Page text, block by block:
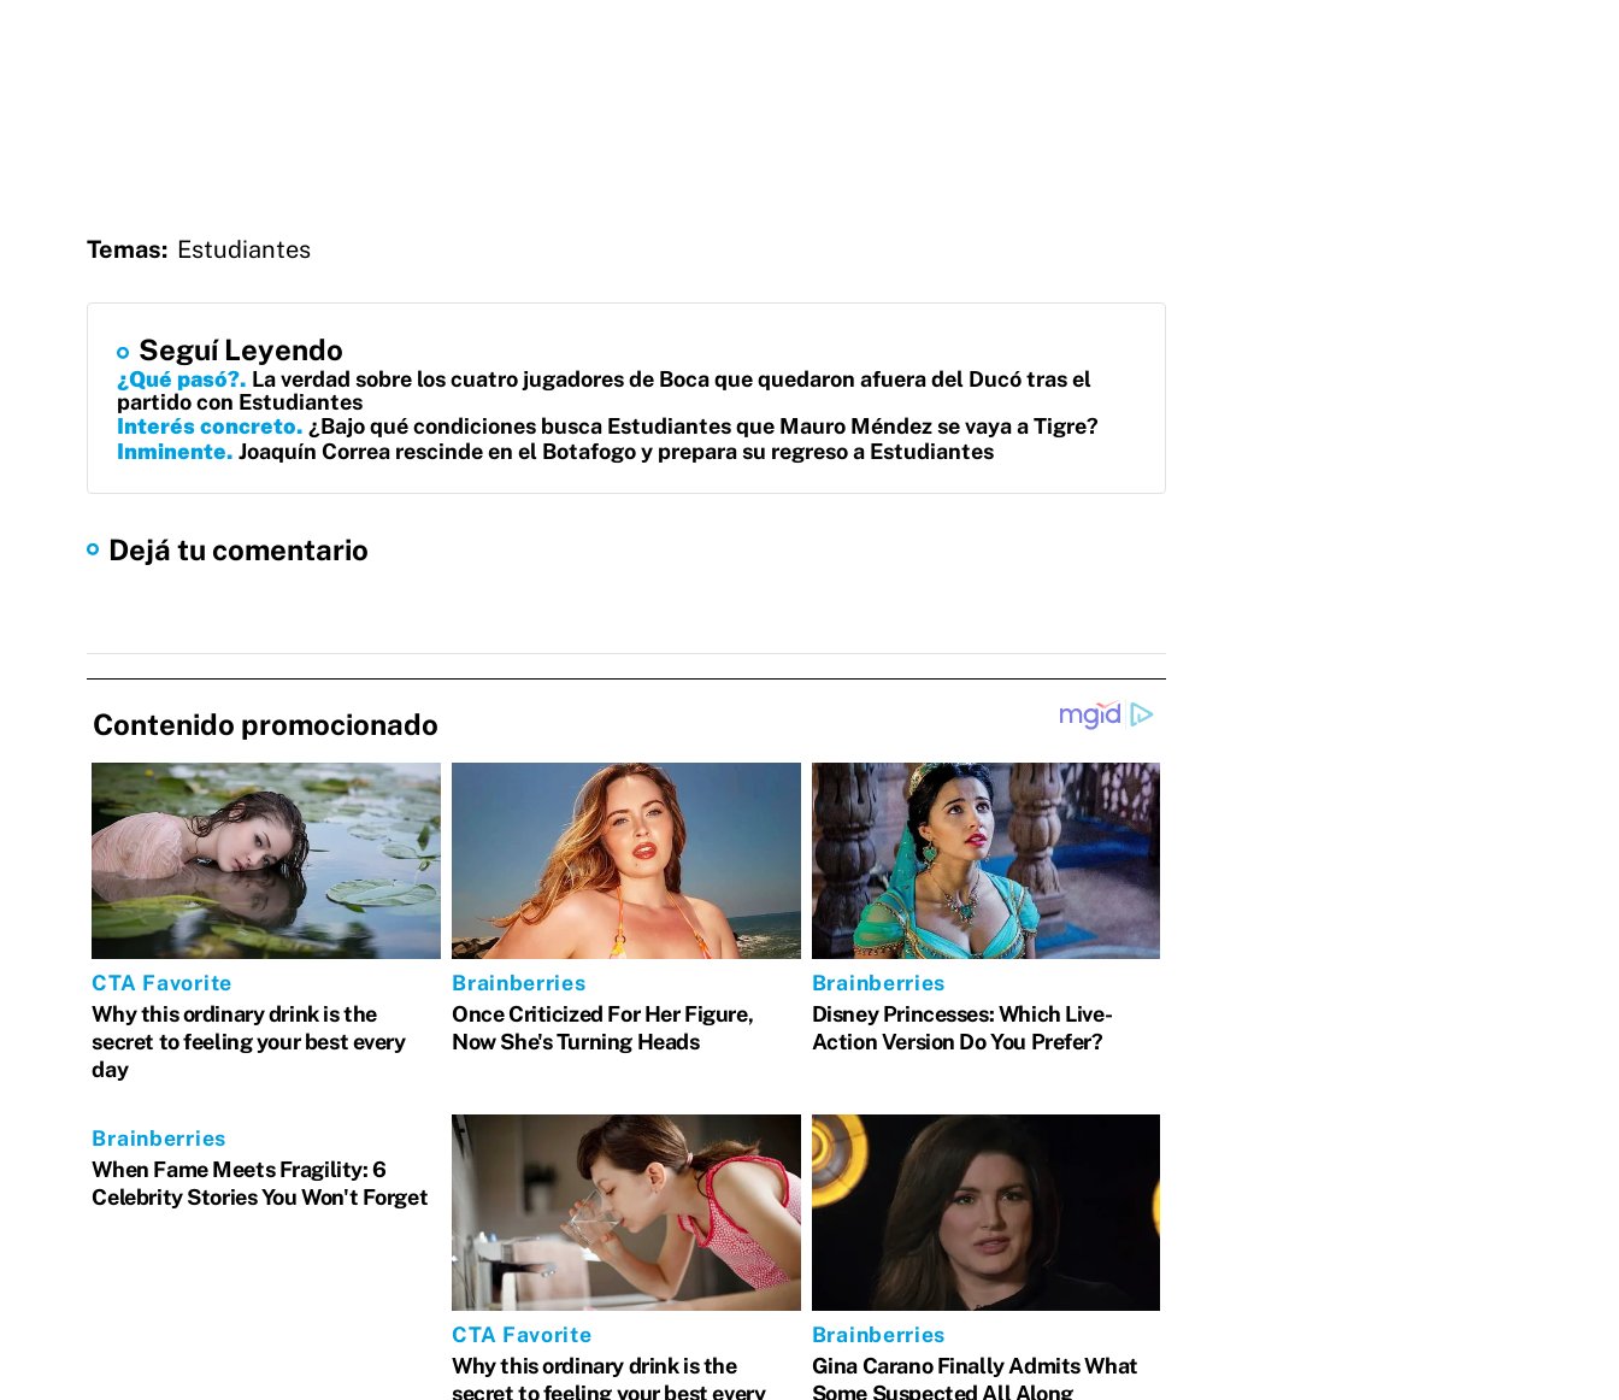
Temas: Estudiantes
Seguí Leyendo
¿Qué pasó? La verdad sobre los cuatro jugadores de Boca que quedaron afuera del Ducó tras el
partido con Estudiantes
Interés concreto ¿Bajo qué condiciones busca Estudiantes que Mauro Méndez se vaya a Tigre?
Inminente Joaquín Correa rescinde en el Botafogo y prepara su regreso a Estudiantes
Dejá tu comentario